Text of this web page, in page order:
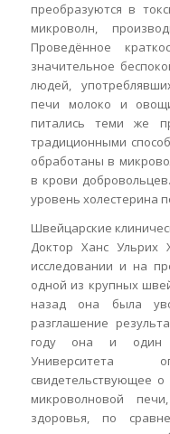
преобразуются в
микроволн,
Проведённое
значительное
людей,
печи молоко и
питались теми же
традиционными
обработаны в
в крови
уровень холестерина
Швейцарские
Доктор Ханс Ульрих
исследовании и на
одной из крупных
назад она была
разглашение
году она и один
Университета
свидетельствующее
микроволновой
здоровья, по